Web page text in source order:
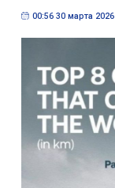
00:56 30 марта 2026